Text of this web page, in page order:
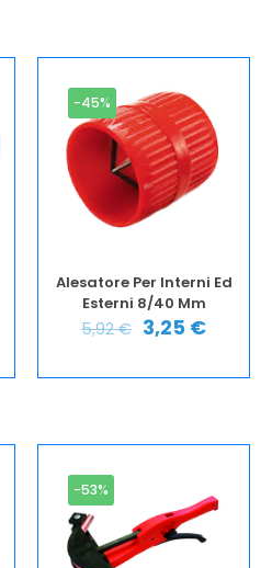
-45%
Alesatore Per Interni Ed
Esterni 8/40 Mm
5,92€ 3,25 €
-53%